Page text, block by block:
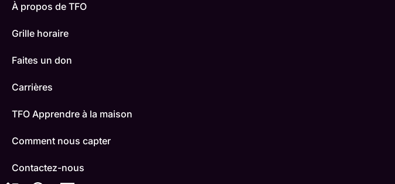
À propos de TFO
Grille horaire
Faites un don
Carrières
TFO Apprendre à la maison
Comment nous capter
Contactez-nous